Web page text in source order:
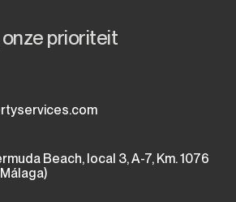
prioriteit
Beach, local 3, A-7, Km. 1076